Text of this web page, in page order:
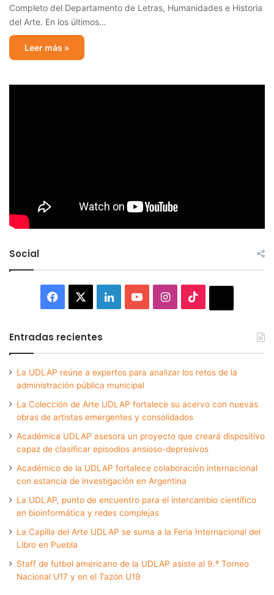
Completo del Departamento de Letras, Humanidades e Historia
del Arte. En los últimos…
Leer más »
Social
Facebook LinkedInYouTubeInstagram
Entradas recientes
La UDLAP reúne a expertos para analizar los retos de la
administración pública municipal
La Colección de Arte UDLAP fortalece su acervo con nuevas
obras de artistas emergentes y consolidados
Académica UDLAP asesora un proyecto que creará dispositivo
capaz de clasificar episodios ansioso-depresivos
Académico de la UDLAP fortalece colaboración internacional
con estancia de investigación en Argentina
La UDLAP, punto de encuentro para el intercambio científico
en bioinformática y redes complejas
La Capilla del Arte UDLAP se suma a la Feria Internacional del
Libro en Puebla
Staff de futbol americano de la UDLAP asiste al 9.º Torneo
Nacional U17 y en el Tazón U19